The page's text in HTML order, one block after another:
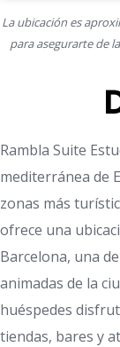
La ubicación es
para asegurarte de
Rambla Suite
mediterránea de
zonas más
ofrece una
Barcelona, una
animadas de la
huéspedes
tiendas, bares y